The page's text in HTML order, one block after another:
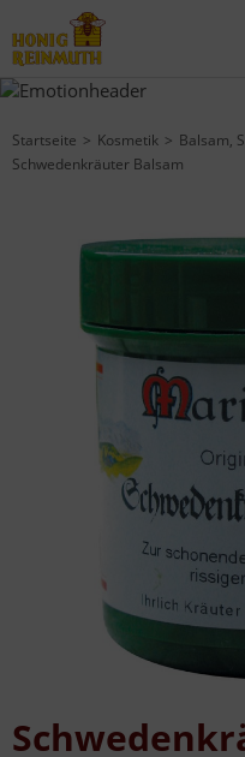
Startseite Kosmetik
Balsam,
Schwedenkräuter Balsam